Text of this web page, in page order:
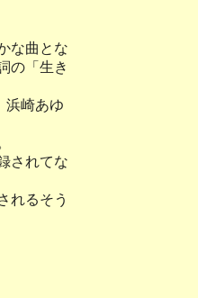
な曲とな
の「生き
浜崎あゆ
されてな
れるそう